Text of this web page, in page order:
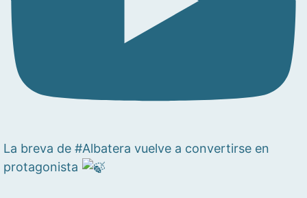
La breva de #Albatera vuelve a convertirse en
protagonista